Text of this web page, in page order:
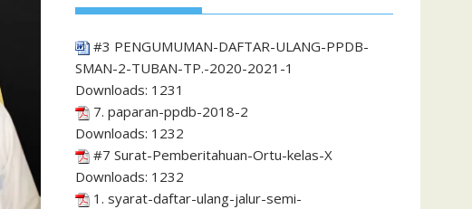
#3 PENGUMUMAN-DAFTAR-ULANG-PPDB-
SMAN-2-TUBAN-TP.-2020-2021-1
Downloads: 1231
7. paparan-ppdb-2018-2
Downloads: 1232
#7 Surat-Pemberitahuan-Ortu-kelas-X
Downloads: 1232
1. syarat-daftar-ulang-jalur-semi-